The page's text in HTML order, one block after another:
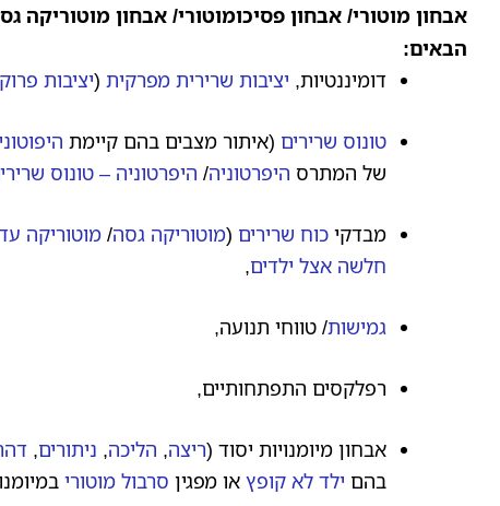
אבחון מוטורי/ אבחון פסיכומוטורי/ אבחון מוטוריקה
הבאים:
דומיננטיות, יציבות שרירית מפרקית (יציבות
טונוס שרירים (איתור מצבים בהם קיימת
של המתרס היפרטוניה/ היפרטוניה – טונוס
מבדקי כוח שרירים (מוטוריקה גסה/ מוטוריקה
חלשה אצל ילדים,
גמישות/ טווחי תנועה,
רפלקסים התפתחותיים,
אבחון מיומנויות יסוד (ריצה, הליכה, ניתורים,
בהם ילד לא קופץ או מפגין סרבול מוטורי